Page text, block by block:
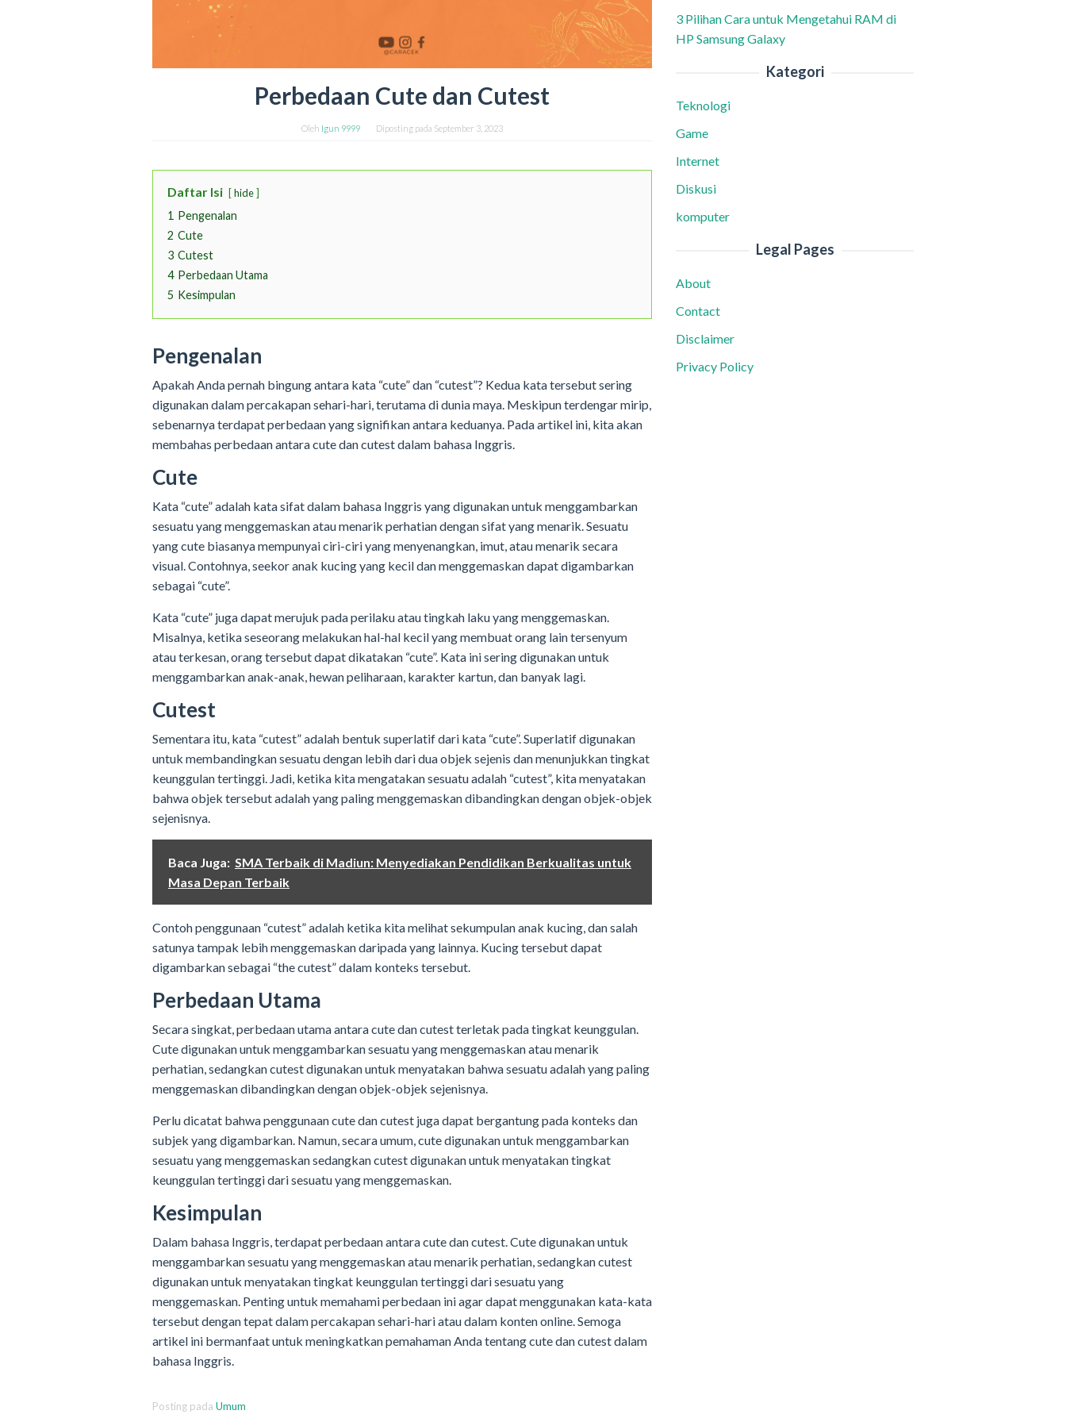
Perbedaan Cute dan Cutest
Oleh Igun 9999 Diposting pada September 3, 2023
Daftar Isi hide
1 Pengenalan
2 Cute
3 Cutest
4 Perbedaan Utama
5 Kesimpulan
Pengenalan
Apakah Anda pernah bingung antara kata “cute” dan “cutest”? Kedua kata tersebut sering
digunakan dalam percakapan sehari-hari, terutama di dunia maya. Meskipun terdengar mirip,
sebenarnya terdapat perbedaan yang signifikan antara keduanya. Pada artikel ini, kita akan
membahas perbedaan antara cute dan cutest dalam bahasa Inggris.
Cute
Kata “cute” adalah kata sifat dalam bahasa Inggris yang digunakan untuk menggambarkan
sesuatu yang menggemaskan atau menarik perhatian dengan sifat yang menarik. Sesuatu
yang cute biasanya mempunyai ciri-ciri yang menyenangkan, imut, atau menarik secara
visual. Contohnya, seekor anak kucing yang kecil dan menggemaskan dapat digambarkan
sebagai “cute”.
Kata “cute” juga dapat merujuk pada perilaku atau tingkah laku yang menggemaskan.
Misalnya, ketika seseorang melakukan hal-hal kecil yang membuat orang lain tersenyum
atau terkesan, orang tersebut dapat dikatakan “cute”. Kata ini sering digunakan untuk
menggambarkan anak-anak, hewan peliharaan, karakter kartun, dan banyak lagi.
Cutest
Sementara itu, kata “cutest” adalah bentuk superlatif dari kata “cute”. Superlatif digunakan
untuk membandingkan sesuatu dengan lebih dari dua objek sejenis dan menunjukkan tingkat
keunggulan tertinggi. Jadi, ketika kita mengatakan sesuatu adalah “cutest”, kita menyatakan
bahwa objek tersebut adalah yang paling menggemaskan dibandingkan dengan objek-objek
sejenisnya.
Baca Juga: SMA Terbaik di Madiun: Menyediakan Pendidikan Berkualitas untuk
Masa Depan Terbaik
Contoh penggunaan “cutest” adalah ketika kita melihat sekumpulan anak kucing, dan salah
satunya tampak lebih menggemaskan daripada yang lainnya. Kucing tersebut dapat
digambarkan sebagai “the cutest” dalam konteks tersebut.
Perbedaan Utama
Secara singkat, perbedaan utama antara cute dan cutest terletak pada tingkat keunggulan.
Cute digunakan untuk menggambarkan sesuatu yang menggemaskan atau menarik
perhatian, sedangkan cutest digunakan untuk menyatakan bahwa sesuatu adalah yang paling
menggemaskan dibandingkan dengan objek-objek sejenisnya.
Perlu dicatat bahwa penggunaan cute dan cutest juga dapat bergantung pada konteks dan
subjek yang digambarkan. Namun, secara umum, cute digunakan untuk menggambarkan
sesuatu yang menggemaskan sedangkan cutest digunakan untuk menyatakan tingkat
keunggulan tertinggi dari sesuatu yang menggemaskan.
Kesimpulan
Dalam bahasa Inggris, terdapat perbedaan antara cute dan cutest. Cute digunakan untuk
menggambarkan sesuatu yang menggemaskan atau menarik perhatian, sedangkan cutest
digunakan untuk menyatakan tingkat keunggulan tertinggi dari sesuatu yang
menggemaskan. Penting untuk memahami perbedaan ini agar dapat menggunakan kata-kata
tersebut dengan tepat dalam percakapan sehari-hari atau dalam konten online. Semoga
artikel ini bermanfaat untuk meningkatkan pemahaman Anda tentang cute dan cutest dalam
bahasa Inggris.
Posting pada Umum
3 Pilihan Cara untuk Mengetahui RAM di
HP Samsung Galaxy
Kategori
Teknologi
Game
Internet
Diskusi
komputer
Legal Pages
About
Contact
Disclaimer
Privacy Policy